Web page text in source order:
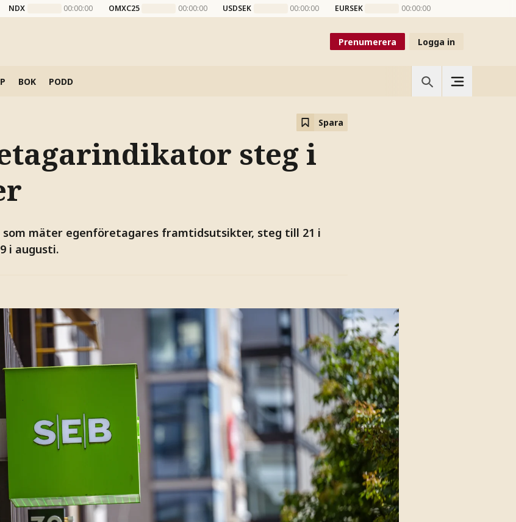
NDX 00:00:00 OMXC25 00:00:00 USDSEK 00:00:00 EURSEK 00:00:00
Prenumerera Logga in
BOK PODD
Spara
steg i
som mäter egenföretagares framtidsutsikter, steg till 21 i
i augusti.